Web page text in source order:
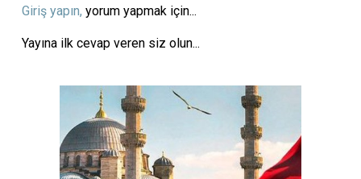
Giriş yapın, yorum yapmak için...
Yayına ilk cevap veren siz olun...